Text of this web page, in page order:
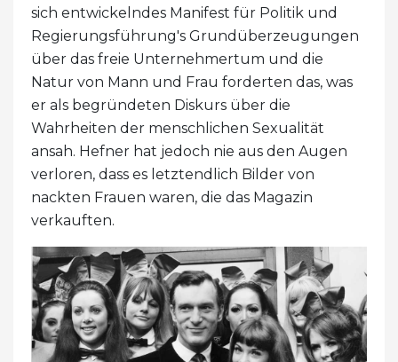
sich entwickelndes Manifest für Politik und
Regierungsführung's Grundüberzeugungen
über das freie Unternehmertum und die
Natur von Mann und Frau forderten das, was
er als begründeten Diskurs über die
Wahrheiten der menschlichen Sexualität
ansah. Hefner hat jedoch nie aus den Augen
verloren, dass es letztendlich Bilder von
nackten Frauen waren, die das Magazin
verkauften.